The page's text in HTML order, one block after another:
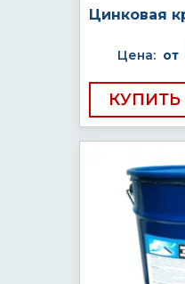
Цинковая
Цена: от
КУПИТЬ